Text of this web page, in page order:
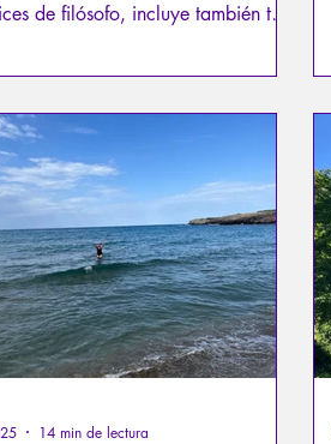
de filósofo, incluye también tres
11), la templanza (arcano 14), la
14 min de lectura